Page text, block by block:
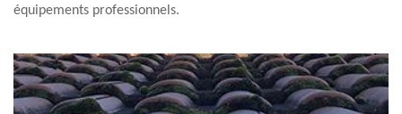
équipements professionnels.